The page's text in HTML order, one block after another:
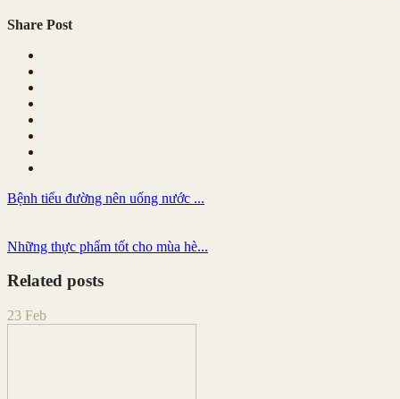
Share Post
Bệnh tiểu đường nên uống nước ...
Những thực phẩm tốt cho mùa hè...
Related posts
23 Feb